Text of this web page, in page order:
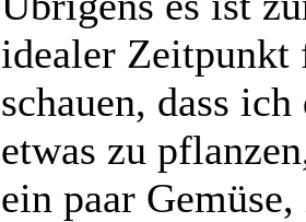
idealer Zeitpunkt
schauen, dass
etwas zu
ein paar